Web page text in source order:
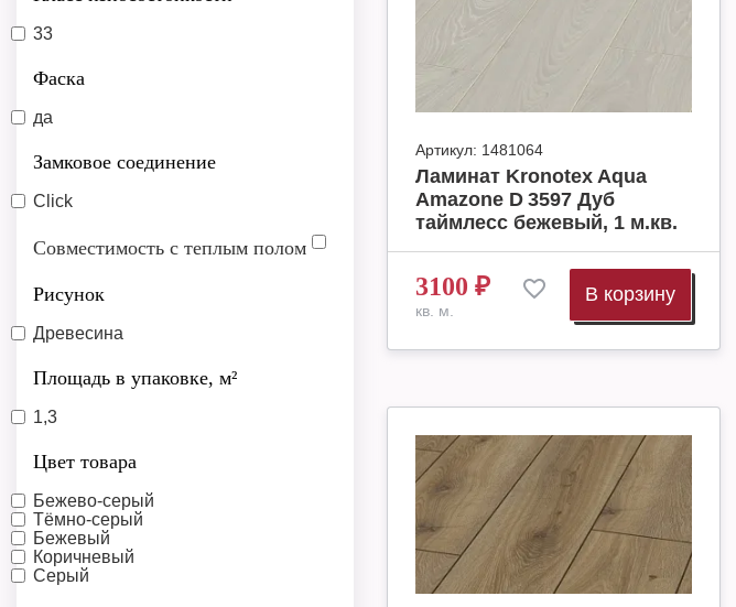
33
Фаска
да
Замковое соединение
Click
Совместимость с теплым полом
Рисунок
Древесина
Площадь в упаковке, м²
1,3
Цвет товара
Бежево-серый
Тёмно-серый
Бежевый
Коричневый
Серый
Артикул: 1481064
Ламинат Kronotex Aqua
Amazone D 3597 Дуб
таймлесс бежевый, 1 м.кв.
3100 ₽
кв. м.
В корзину